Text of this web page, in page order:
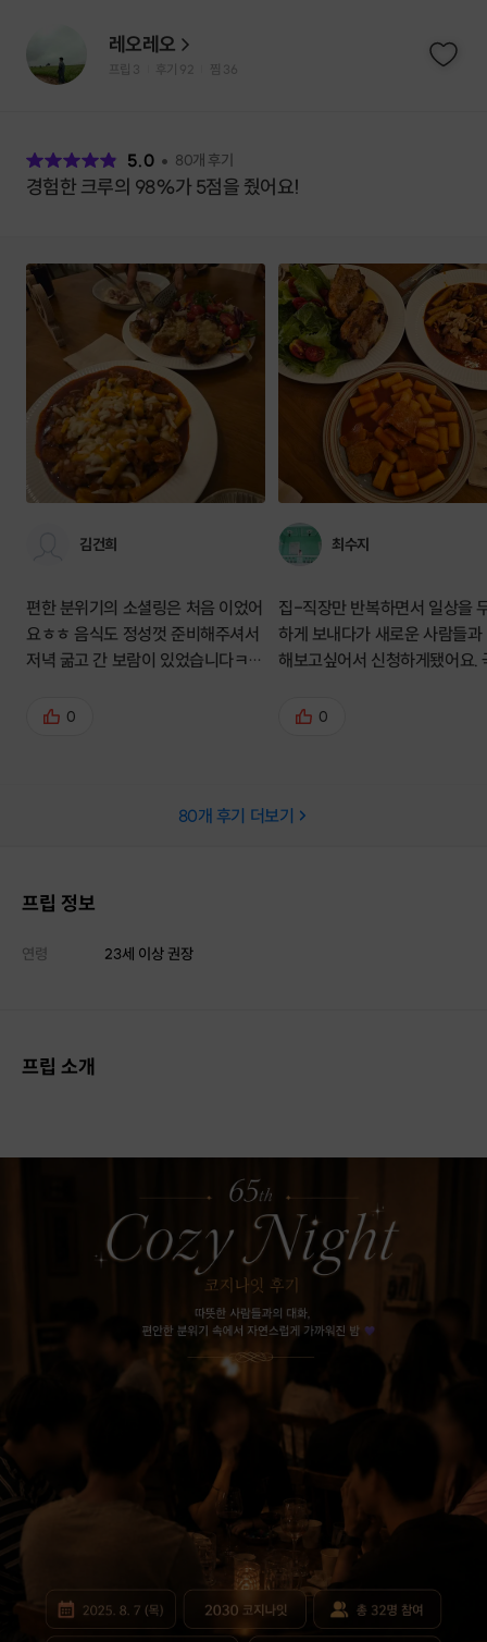
레오레오
프립 3 후기 92 찜 36
5.0 80개 후기
경험한 크루의 98%가 5점을 줬어요!
김건희
편한 분위기의 소셜링은 처음 이었어
요ㅎㅎ 음식도 정성껏 준비해주셔서
저녁 굶고 간 보람이 있었습니다ㅋㅋ
시간 보내고 갑니다!! 다음에 또 올게
0
최수지
집-직장만 반복하면서 일상을
하게 보내다가 새로운 사람들과
해보고싶어서 신청하게됐어요.
이 잘 챙겨주시더라구요😀 대
직접 요리한 음식도 맛있었어
0
80개 후기 더보기
프립 정보
연령 23세 이상 권장
프립 소개